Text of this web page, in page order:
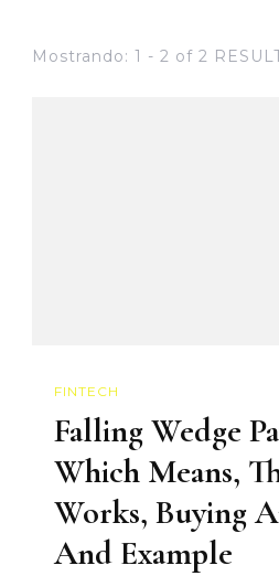
Mostrando: 1 - 2 of 2
FINTECH
Falling Wedge
Which Means,
Works, Buying
And Example